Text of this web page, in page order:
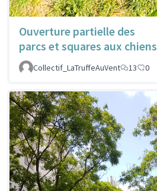
Ouverture partielle des
parcs et squares aux chiens
Collectif_LaTruffeAuVent
13 0